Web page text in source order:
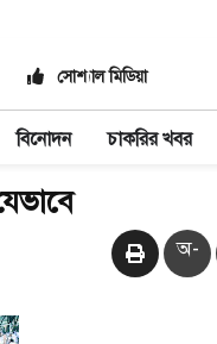
সোশ্যাল মিডিয়া
বিনোদন চাকরির খবর
অ-